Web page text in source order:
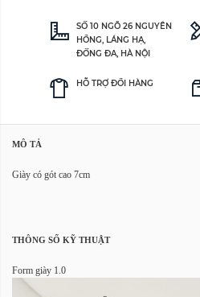
SỐ 10 NGÕ 26 NGUYÊN
HỒNG, LÁNG HẠ,
ĐỐNG ĐA, HÀ NỘI
HỖ TRỢ ĐỔI HÀNG
MÔ TẢ
Giày có gót cao 7cm
THÔNG SỐ KỸ THUẬT
Form giày 1.0